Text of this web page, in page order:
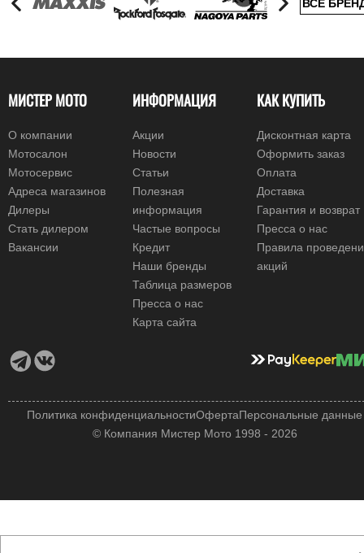
ВСЕ
МИСТЕР МОТО
О компании
Мотосалон
Мотосервис
Адреса магазинов
Дилеры
Стать дилером
Вакансии
ИНФОРМАЦИЯ
Акции
Новости
Статьи
Полезная
информация
Частые вопросы
Кредит
Наши бренды
Таблица размеров
Пресса о нас
Карта сайта
КАК КУПИТЬ
Дисконтная карта
Оформить заказ
Оплата
Доставка
Гарантия и возврат
Пресса о нас
Правила
акций
© Компания Мистер Мото 1998 - 2026
Политика конфиденциальностиОфертаПерсональные данные